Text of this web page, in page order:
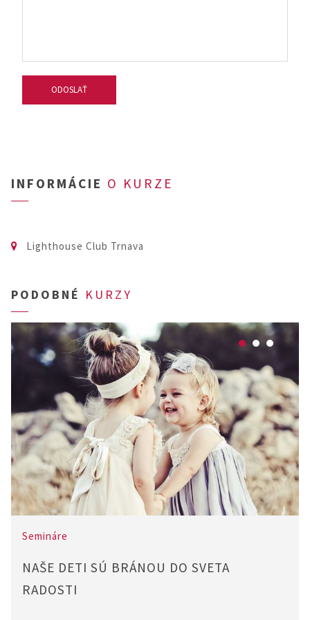
INFORMÁCIE O KURZE
Lighthouse Club Trnava
PODOBNÉ KURZY
Semináre
NAŠE DETI SÚ BRÁNOU DO SVETA
RADOSTI